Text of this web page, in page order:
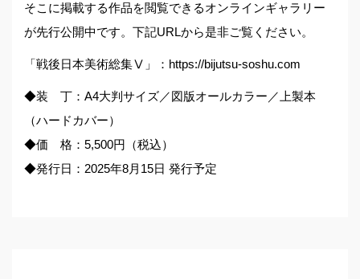
そこに掲載する作品を閲覧できるオンラインギャラリー
が先行公開中です。下記URLから是非ご覧ください。
「戦後日本美術総集Ⅴ」： https://bijutsu-soshu.com
◆装 丁：A4大判サイズ／図版オールカラー／上製本
（ハードカバー）
◆価 格：5,500円（税込）
◆発行日：2025年8月15日 発行予定